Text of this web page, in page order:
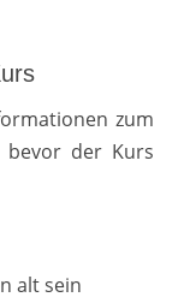
zum
bevor der Kurs
alt sein